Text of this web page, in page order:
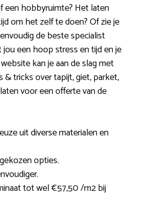
een hobbyruimte? Het laten
om het zelf te doen? Of zie je
de beste specialist
een hoop stress en tijd en je
kan je aan de slag met
& tricks over tapijt, giet, parket,
voor een offerte van de
uit diverse materialen en
opties.
tot wel €57,50 /m2 bij